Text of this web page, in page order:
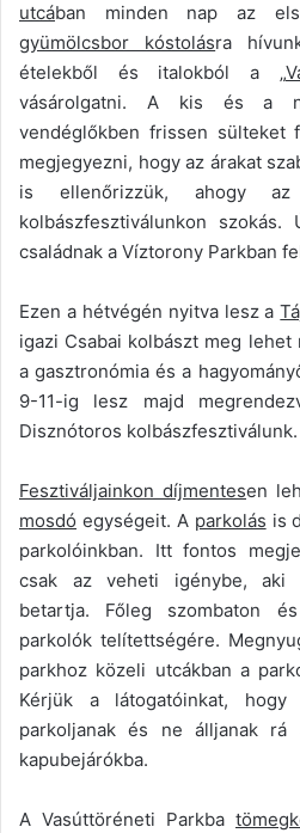
utcában minden nap az
gyümölcsbor kóstolásra
ételekből és italokból a „
vásárolgatni. A kis és a
vendéglőkben frissen sülteket
megjegyezni, hogy az árakat
is ellenőrizzük, ahogy az
kolbászfesztiválunkon
családnak a Víztorony Parkban
Ezen a hétvégén nyitva lesz a
igazi Csabai kolbászt meg
a gasztronómia és a
9-11-ig lesz majd
Disznótoros kolbászfesztiválunk.
Fesztiváljainkon díjmentesen
mosdó egységeit. A parkolás is
parkolóinkban. Itt fontos
csak az veheti igénybe, aki
betartja. Főleg szombaton
parkolók telítettségére.
parkhoz közeli utcákban a
Kérjük a látogatóinkat, hogy
parkoljanak és ne álljanak
kapubejárókba.
A Vasúttöréneti Parkba